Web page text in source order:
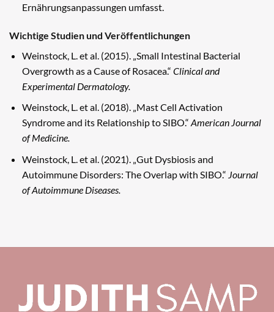
Ernährungsanpassungen umfasst.
Wichtige Studien und Veröffentlichungen
Weinstock, L. et al. (2015). „Small Intestinal Bacterial
Overgrowth as a Cause of Rosacea.“ Clinical and
Experimental Dermatology.
Weinstock, L. et al. (2018). „Mast Cell Activation
Syndrome and its Relationship to SIBO.“ American Journal
of Medicine.
Weinstock, L. et al. (2021). „Gut Dysbiosis and
Autoimmune Disorders: The Overlap with SIBO.“ Journal
of Autoimmune Diseases.